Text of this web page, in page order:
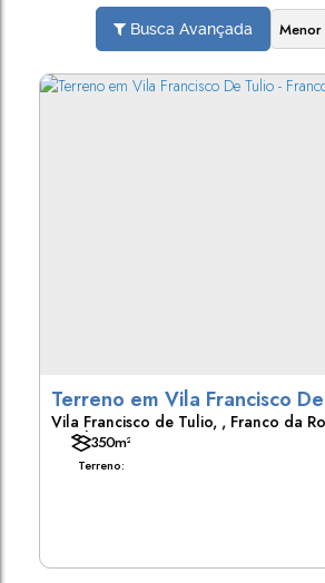
Busca Avançada
Terreno em Vila Francisco De
Franco da Rocha
Vila Francisco de Tulio , Franco da
Brasil
Terreno:
350m²